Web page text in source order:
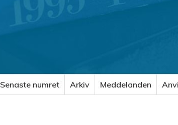
Senaste numret Arkiv Meddelanden